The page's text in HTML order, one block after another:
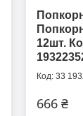
12шт.
33
666 ₴